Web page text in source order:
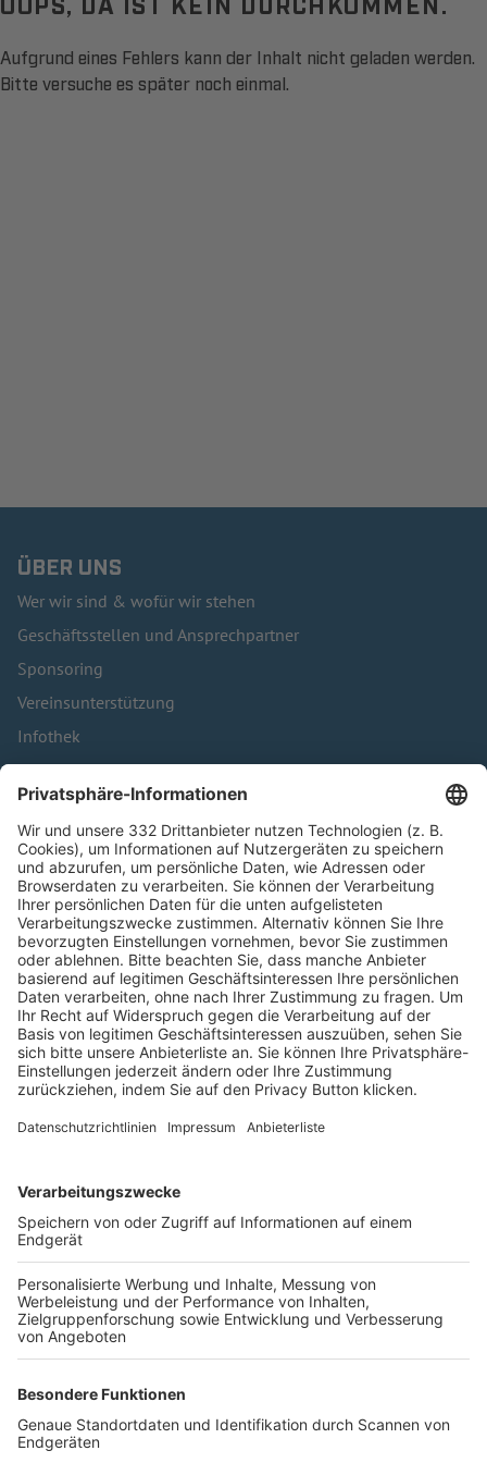
Aufgrund eines Fehlers kann der Inhalt nicht geladen werden.
Bitte versuche es später noch einmal.
ÜBER UNS
Wer wir sind & wofür wir stehen
Geschäftsstellen und Ansprechpartner
Sponsoring
Vereinsunterstützung
Infothek
Kontakt
HÄUFIG BESUCHTE SEITEN
Pässe und Vereinswechsel
Trainerausbildung
Schulungsangebot Vereinsmitarbeiter
BFV-Geschäftsstellen
Trainerbörse
Login SpielPlus
FOLGE DEM BFV
TOP-VEREINE
TOP-PARTNER